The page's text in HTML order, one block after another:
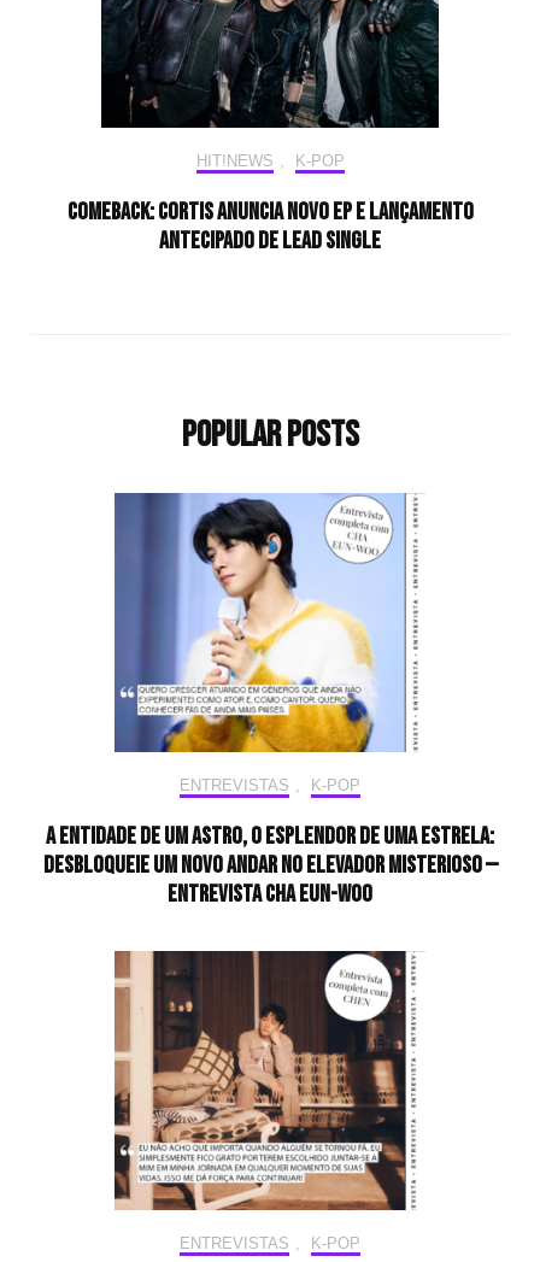
HIT!NEWS , K-POP
COMEBACK: CORTIS anuncia novo EP e lançamento
antecipado de Lead Single
Popular Posts
ENTREVISTAS , K-POP
A entidade de um astro, o esplendor de uma estrela:
desbloqueie um novo andar no elevador misterioso —
Entrevista CHA EUN-WOO
ENTREVISTAS , K-POP